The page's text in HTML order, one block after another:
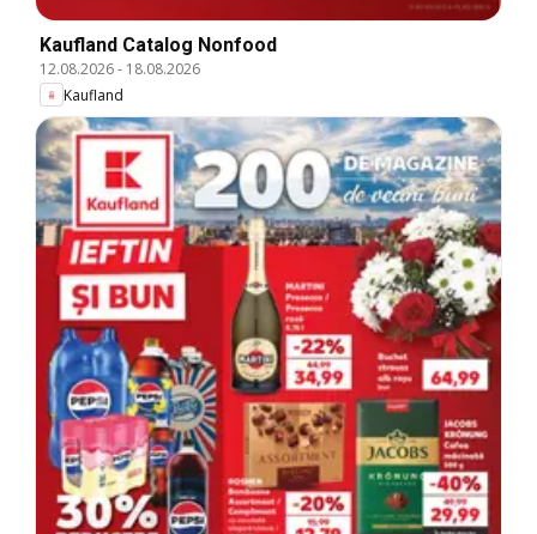
Kaufland Catalog Nonfood
12.08.2026- 18.08.2026
Kaufland